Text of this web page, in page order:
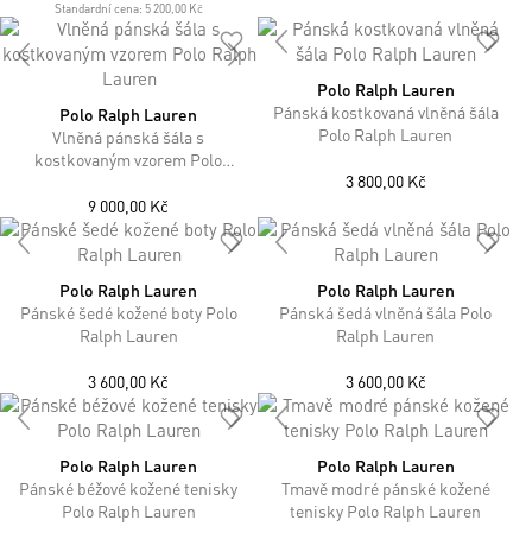
Standardní cena: 5 200,00 Kč
Polo Ralph Lauren
Vlněná pánská šála s
kostkovaným vzorem Polo
9 000,00 Kč
Polo Ralph Lauren
Pánská kostkovaná vlněná šála
Polo Ralph Lauren
3 800,00 Kč
Polo Ralph Lauren
Pánské šedé kožené boty Polo
Ralph Lauren
3 600,00 Kč
Polo Ralph Lauren
Pánská šedá vlněná šála Polo
Ralph Lauren
3 600,00 Kč
Polo Ralph Lauren
Pánské béžové kožené tenisky
Polo Ralph Lauren
Polo Ralph Lauren
Tmavě modré pánské kožené
tenisky Polo Ralph Lauren